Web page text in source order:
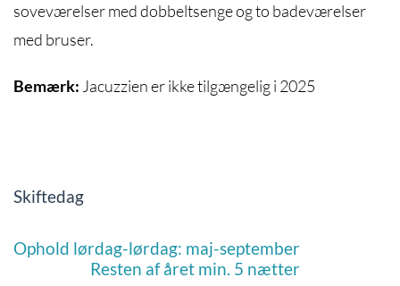
soveværelser med dobbeltsenge og to badeværelser
med bruser.
Bemærk: Jacuzzien er ikke tilgængelig i 2025
Skiftedag
Ophold lørdag-lørdag: maj-september
Resten af året min. 5 nætter